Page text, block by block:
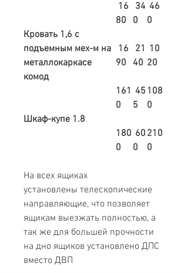
16
80
34
0
46
0
Кровать 1,6 с
подъемным мех-м на
металлокаркасе
16
90
21
40
10
20
комод
161
0
45
5
108
0
Шкаф-купе 1.8
180
0
60
0
210
0
На всех ящиках
установлены телескопические
направляющие, что позволяет
ящикам выезжать полностью, а
так же для большей прочности
на дно ящиков установлено ДПС
вместо ДВП